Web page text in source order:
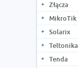
Złącza
MikroTik
Solarix
Teltonika
Tenda